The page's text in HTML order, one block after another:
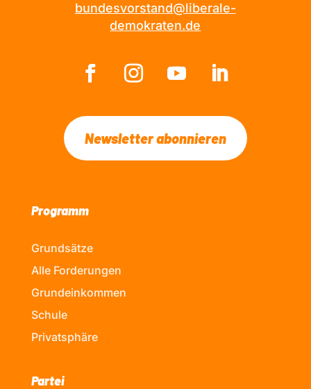
bundesvorstand@liberale-
demokraten.de
Newsletter abonnieren
Programm
Grundsätze
Alle Forderungen
Grundeinkommen
Schule
Privatsphäre
Partei